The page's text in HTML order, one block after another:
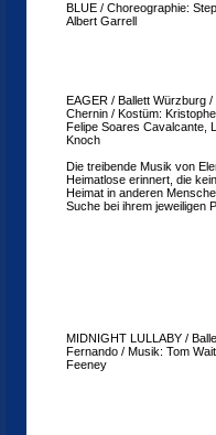
BLUE / Choreographie:
Albert Garrell
EAGER / Ballett Würzburg
Chernin / Kostüm:
Felipe Soares Cavalcante,
Knoch
Die treibende Musik von
Heimatlose erinnert, die
Heimat in anderen
Suche bei ihrem jeweiligen
MIDNIGHT LULLABY /
Fernando / Musik: Tom
Feeney